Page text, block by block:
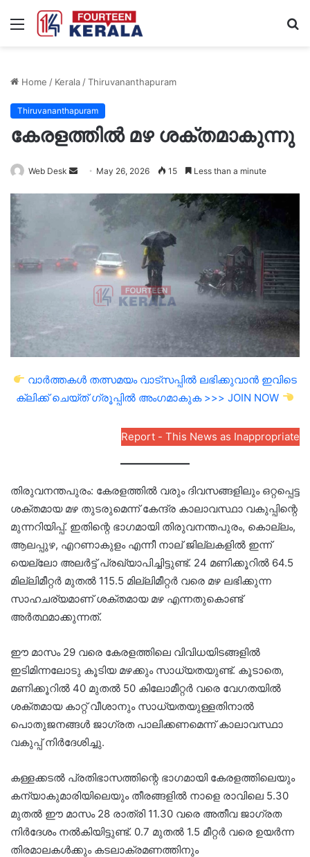
Menu
Home / Kerala/Thiruvananthapuram
Thiruvananthapuram
കേരളത്തിൽ മഴ ശക്തമാകുന്നു
Web Desk
Send
email
May 26, 2026 15 Less than a minute
വാർത്തകൾ തത്സമയം വാട്സപ്പിൽ ലഭിക്കുവാൻ ഇവിടെ
ക്ലിക്ക് ചെയ്ത് ഗ്രൂപ്പിൽ അംഗമാകുക >>> JOIN NOW
Report - This News as Inappropriate
തിരുവനന്തപുരം: കേരളത്തിൽ വരും ദിവസങ്ങളിലും ഒറ്റപ്പെട്ട
ശക്തമായ മഴ തുടരുമെന്ന് കേന്ദ്ര കാലാവസ്ഥാ വകുപ്പിന്റെ
മുന്നറിയിപ്പ്. ഇതിന്റെ ഭാഗമായി തിരുവനന്തപുരം, കൊല്ലം,
ആലപ്പുഴ, എറണാകുളം എന്നീ നാല് ജില്ലകളിൽ ഇന്ന്
യെല്ലോ അലർട്ട് പ്രഖ്യാപിച്ചിട്ടുണ്ട്. 24 മണിക്കൂറിൽ 64.5
മില്ലിമീറ്റർ മുതൽ 115.5 മില്ലിമീറ്റർ വരെ മഴ ലഭിക്കുന്ന
സാഹചര്യമാണ് ശക്തമായ മഴ എന്നതുകൊണ്ട്
അർത്ഥമാക്കുന്നത്.
ഈ മാസം 29 വരെ കേരളത്തിലെ വിവിധയിടങ്ങളിൽ
ഇടിമിന്നലോടു കൂടിയ മഴക്കും സാധ്യതയുണ്ട്. കൂടാതെ,
മണിക്കൂറിൽ 40 മുതൽ 50 കിലോമീറ്റർ വരെ വേഗതയിൽ
ശക്തമായ കാറ്റ് വീശാനും സാധ്യതയുള്ളതിനാൽ
പൊതുജനങ്ങൾ ജാഗ്രത പാലിക്കണമെന്ന് കാലാവസ്ഥാ
വകുപ്പ് നിർദേശിച്ചു.
കള്ളക്കടൽ പ്രതിഭാസത്തിന്റെ ഭാഗമായി കേരളത്തിലെയും
കന്യാകുമാരിയിലെയും തീരങ്ങളിൽ നാളെ രാവിലെ 5.30
മുതൽ ഈ മാസം 28 രാത്രി 11.30 വരെ അതീവ ജാഗ്രത
നിർദേശം നൽകിയിട്ടുണ്ട്. 0.7 മുതൽ 1.5 മീറ്റർ വരെ ഉയർന്ന
തിരമാലകൾക്കും കടലാക്രമണത്തിനും